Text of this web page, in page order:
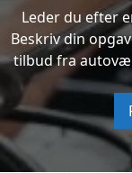
Leder du efter
Beskriv din
tilbud fra